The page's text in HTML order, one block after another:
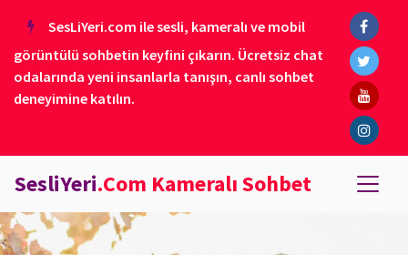
SesLiYeri.com ile sesli, kameralı ve mobil
görüntülü sohbetin keyfini çıkarın. Ücretsiz chat
odalarında yeni insanlarla tanışın, canlı sohbet
deneyimine katılın.
SesliYeri.Com Kameralı Sohbet